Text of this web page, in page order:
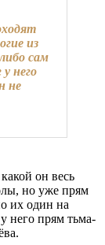
из
сам
него
не
он весь
но уже прям
их один на
прям тьма-